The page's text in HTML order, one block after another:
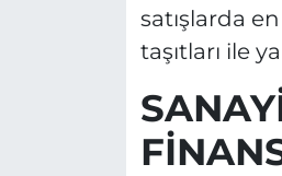
satışlarda
taşıtları ile